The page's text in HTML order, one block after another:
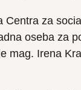
Centra za
oseba za
mag. Irena